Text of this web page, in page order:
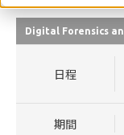
Digital Forensics
日程
期間